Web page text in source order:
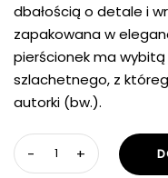
dbałością o detale i
zapakowana w
pierścionek ma
szlachetnego, z
autorki (bw.).
ilość
Margarita